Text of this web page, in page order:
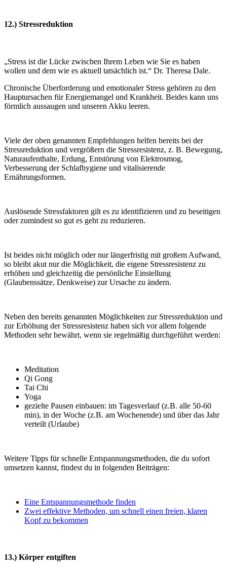
12.) Stressreduktion
„Stress ist die Lücke zwischen Ihrem Leben wie Sie es haben
wollen und dem wie es aktuell tatsächlich ist.“ Dr. Theresa Dale.
Chronische Überforderung und emotionaler Stress gehören zu den
Hauptursachen für Energiemangel und Krankheit. Beides kann uns
förmlich aussaugen und unseren Akku leeren.
Viele der oben genannten Empfehlungen helfen bereits bei der
Stressreduktion und vergrößern die Stressresistenz, z. B. Bewegung,
Naturaufenthalte, Erdung, Entstörung von Elektrosmog,
Verbesserung der Schlafhygiene und vitalisierende
Ernährungsformen.
Auslösende Stressfaktoren gilt es zu identifizieren und zu beseitigen
oder zumindest so gut es geht zu reduzieren.
Ist beides nicht möglich oder nur längerfristig mit großem Aufwand,
so bleibt akut nur die Möglichkeit, die eigene Stressresistenz zu
erhöhen und gleichzeitig die persönliche Einstellung
(Glaubenssätze, Denkweise) zur Ursache zu ändern.
Neben den bereits genannten Möglichkeiten zur Stressreduktion und
zur Erhöhung der Stressresistenz haben sich vor allem folgende
Methoden sehr bewährt, wenn sie regelmäßig durchgeführt werden:
Meditation
Qi Gong
Tai Chi
Yoga
gezielte Pausen einbauen: im Tagesverlauf (z.B. alle 50-60
min), in der Woche (z.B. am Wochenende) und über das Jahr
verteilt (Urlaube)
Weitere Tipps für schnelle Entspannungsmethoden, die du sofort
umsetzen kannst, findest du in folgenden Beiträgen:
Eine Entspannungsmethode finden
Zwei effektive Methoden, um schnell einen freien, klaren
Kopf zu bekommen
13.) Körper entgiften